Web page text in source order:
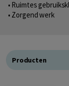
• Ruimtes
• Zorgend werk
Producten